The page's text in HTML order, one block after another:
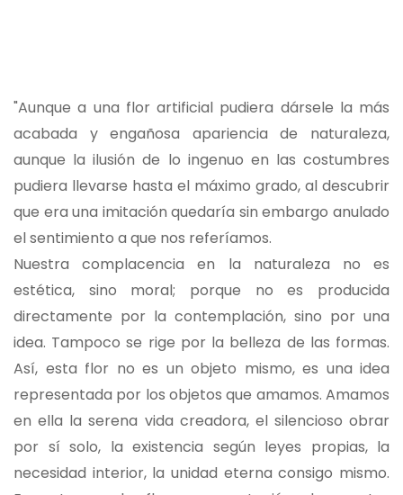
"Aunque a una flor artificial pudiera dársele la más
acabada y engañosa apariencia de naturaleza,
aunque la ilusión de lo ingenuo en las costumbres
pudiera llevarse hasta el máximo grado, al descubrir
que era una imitación quedaría sin embargo anulado
el sentimiento a que nos referíamos.
Nuestra complacencia en la naturaleza no es
estética, sino moral; porque no es producida
directamente por la contemplación, sino por una
idea. Tampoco se rige por la belleza de las formas.
Así, esta flor no es un objeto mismo, es una idea
representada por los objetos que amamos. Amamos
en ella la serena vida creadora, el silencioso obrar
por sí solo, la existencia según leyes propias, la
necesidad interior, la unidad eterna consigo mismo.